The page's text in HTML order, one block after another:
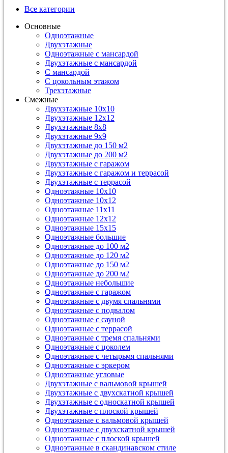
Все категории
Основные
Одноэтажные
Двухэтажные
Одноэтажные с мансардой
Двухэтажные с мансардой
С мансардой
С цокольным этажом
Трехэтажные
Смежные
Двухэтажные 10х10
Двухэтажные 12х12
Двухэтажные 8х8
Двухэтажные 9х9
Двухэтажные до 150 м2
Двухэтажные до 200 м2
Двухэтажные с гаражом
Двухэтажные с гаражом и террасой
Двухэтажные с террасой
Одноэтажные 10х10
Одноэтажные 10х12
Одноэтажные 11х11
Одноэтажные 12х12
Одноэтажные 15х15
Одноэтажные большие
Одноэтажные до 100 м2
Одноэтажные до 120 м2
Одноэтажные до 150 м2
Одноэтажные до 200 м2
Одноэтажные небольшие
Одноэтажные с гаражом
Одноэтажные с двумя спальнями
Одноэтажные с подвалом
Одноэтажные с сауной
Одноэтажные с террасой
Одноэтажные с тремя спальнями
Одноэтажные с цоколем
Одноэтажные с четырьмя спальнями
Одноэтажные с эркером
Одноэтажные угловые
Двухэтажные с вальмовой крышей
Двухэтажные с двухскатной крышей
Двухэтажные с односкатной крышей
Двухэтажные с плоской крышей
Одноэтажные с вальмовой крышей
Одноэтажные с двухскатной крышей
Одноэтажные с плоской крышей
Одноэтажные в скандинавском стиле